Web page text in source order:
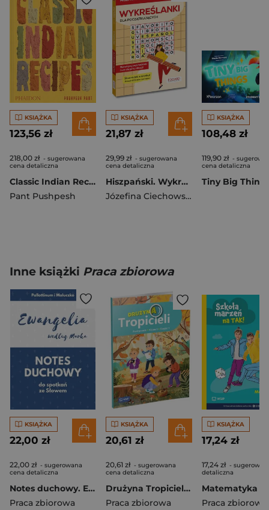
KSIĄŻKA
123,56 zł
218,00 zł - sugerowana
cena detaliczna
Classic Indian Recipes
Pant Pushpesh
KSIĄŻKA
21,87 zł
29,99 zł - sugerowana
cena detaliczna
Hiszpański. Wykreślanki dla początkujących A1–A2
Józefina Ciechowska
KSIĄŻKA
108,48 zł
119,90 zł -
cena detaliczna
Inne książki Praca zbiorowa
KSIĄŻKA
22,00 zł
22,00 zł - sugerowana
cena detaliczna
Notes duchowy. Ewangelia wg. Marka
Praca zbiorowa
KSIĄŻKA
20,61 zł
20,61 zł - sugerowana
cena detaliczna
Drużyna Tropicieli SP 1 podręcznik cz.1
Praca zbiorowa
KSIĄŻKA
17,24 zł
17,24 zł -
detaliczna
Praca zbiorowa